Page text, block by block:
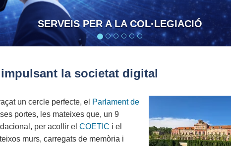
CONFIANÇA I
impulsant la societat digital
un cercle perfecte, el Parlament de
portes, les mateixes que, un 9
per acollir el COETIC i el
murs, carregats de memòria i